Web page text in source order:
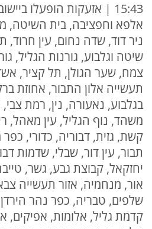
15:43 | אזעקות הופעלו
אלפא וחפציבה, בית השיטה,
ניר דוד, שדה נחום, עין חרוד,
שיטה וגלבוע, גורנות הגליל,
צמח, שער הגולן, תל קציר,
תעשייה אלון התבור, אחוזת
בגלבוע, נאעורה, נין, רמת
משהד, נוף הגליל, עין מאהל,
קשת, גזית, דבוריה, כדורי,
תבור, עין דור, שבלי, שדמות
יחזקאל, קבוצת גבע, גשר,
אור, מנחמיה, אזור תעשייה
שלפים, טבריה, כפר נהר
קדמת גליל, אלומות,